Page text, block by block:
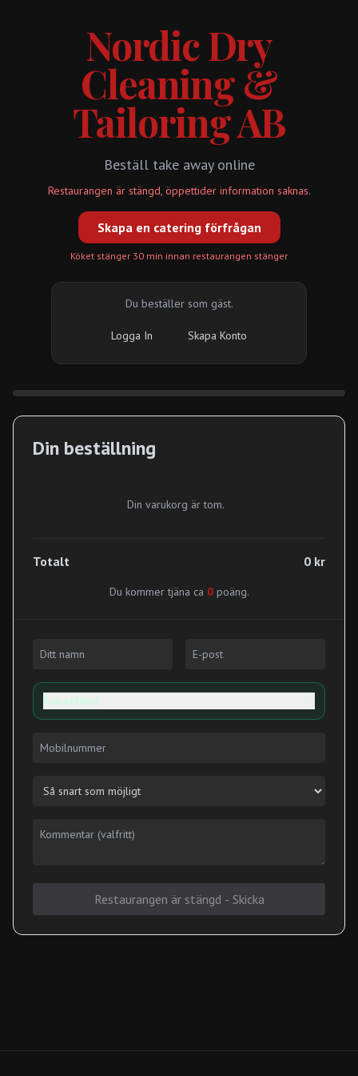
Nordic Dry
Cleaning &
Tailoring AB
Beställ take away online
Restaurangen är stängd, öppettider information saknas.
Skapa en catering förfrågan
Köket stänger 30 min innan restaurangen stänger
Du beställer som gäst.
Logga In Skapa Konto
Din beställning
Din varukorg är tom.
Totalt 0 kr
Du kommer tjäna ca 0poäng.
Rabattkod
Restaurangen är stängd - Skicka